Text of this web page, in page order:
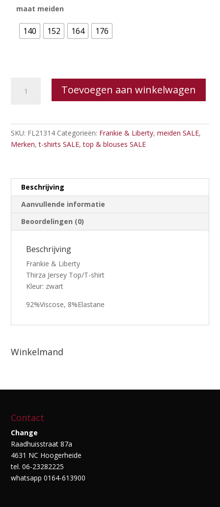
maat meiden
140 152 164 176
Top/T-
Toevoegen aan winkelwagen
SKU: FL21314 Categorieën: Frankie & Liberty,meiden SALE,
Merken,t-shirts SALE,top & blouses SALE
Beschrijving
Aanvullende informatie
Beoordelingen (0)
Beschrijving
Frankie & Liberty
Thirza Jersey Top/T-shirt
Kleur: zwart
92%Viscose, 8%Elastane
Winkelmand
Contact
Change
Raadhuisstraat 87a
4631 NC Hoogerheide
tel. 06-23282225
whatsapp 0164-613900